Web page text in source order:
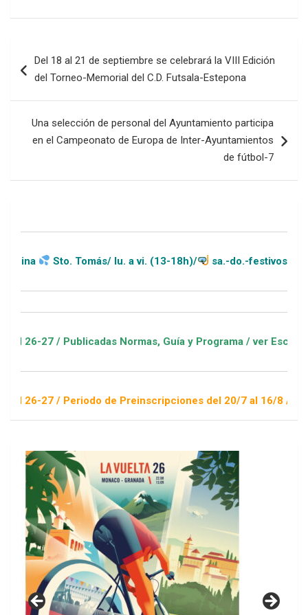
de
Del 18 al 21 de septiembre se celebrará la VIII Edición
del Torneo-Memorial del C.D. Futsala-Estepona
Una selección de personal del Ayuntamiento participa
en el Campeonato de Europa de Inter-Ayuntamientos
de fútbol-7
Tomás/ lu. a vi. (13-18h)/ sa.-do.-festivos (11-20h)
/ Publicadas Normas, Guía y Programa / ver Escuelas
/ Periodo de Preinscripciones del 20/7 al 16/8 / Sorteo 1 de